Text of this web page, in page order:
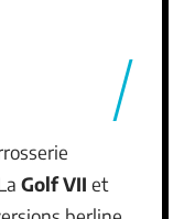
Golf VII et